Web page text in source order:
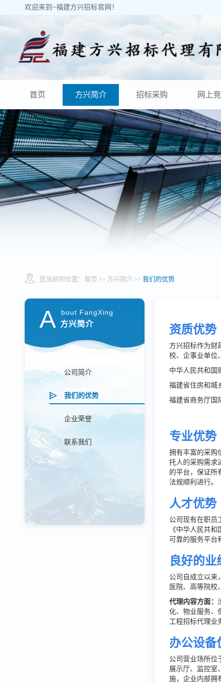
欢迎来到~福建方兴招标官网！
首页 方兴简介 招标采购 网上
您当前的位置： 首页 >> 方兴简介 >> 我们的优势
A bout FangXing
方兴简介
公司简介
我们的优势
企业荣誉
联系我们
资质优势
方兴招标作为财
校、企事业单位
中华人民共和国
福建省住房和城
福建省商务厅国
专业优势
拥有丰富的采购
托人的采购需求
的平台，保证所
法规顺利进行。
人才优势
公司现有在职员
《中华人民共
可靠的服务平台
良好的
公司自成立以来
医院、高等院校
代理内容方面：
化、物业服务、
工程招标代理业
办公设备
公司营业场所位
展示厅、监控室
施，企业内部拥